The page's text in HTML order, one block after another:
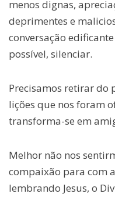
menos dignas,
deprimentes e
conversação
possível, silenciar.
Precisamos retirar do
lições que nos foram
transforma-se em
Melhor não nos
compaixão para com
lembrando Jesus, o